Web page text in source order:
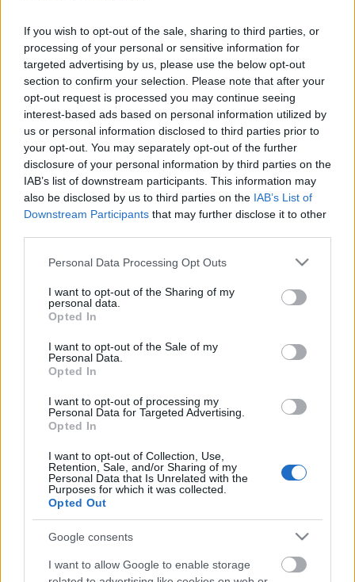
If you wish to opt-out of the sale, sharing to third parties, or
processing of your personal or sensitive information for
targeted advertising by us, please use the below opt-out
section to confirm your selection. Please note that after your
opt-out request is processed you may continue seeing
interest-based ads based on personal information utilized by
us or personal information disclosed to third parties prior to
your opt-out. You may separately opt-out of the further
disclosure of your personal information by third parties on the
IAB’s list of downstream participants. This information may
also be disclosed by us to third parties on the IAB’s List of
Downstream Participants that may further disclose it to other
Please note that this website/app uses one or more Google
not limited to your visit or usage behaviour. You may click to
grant or deny consent to Google and its third-party tags to
use your data for below specified purposes in below Google
consent section.
Personal Data Processing Opt Outs
I want to opt-out of the Sharing of my
personal data.
Opted In
I want to opt-out of the Sale of my
Personal Data.
Opted In
I want to opt-out of processing my
Personal Data for Targeted Advertising.
Opted In
I want to opt-out of Collection, Use,
Retention, Sale, and/or Sharing of my
Personal Data that Is Unrelated with the
Purposes for which it was collected.
Opted Out
Google consents
I want to allow Google to enable storage
Osasuna
Posible alineación: Sergio Herrera – Ramalho, David
García, Juan Cruz, Manu Sánchez – Rubén García,
Moncayola, Lucas Torró, Javi Martínez (Roberto Torres) –
Kike García, Chimy Ávila (Budimir).
Estos jugadores son baja : Kike Barja (lesión muscular),
Aridane Hernández, Areso (tibia), Nacho Vidal (sanción),
Brasanac (sanción).
Posibles cambios en el once : Ramalho puede jugar en el
Cote amenaza la titularidad de Manu Sánchez. Javi
Martínez podría ser una de las novedades del once en el
centro del campo, con Roberto Torres como otra de las
posibles opciones. En la delantera, Kike volverá al once tras
ser suplente en Granada, mientras que Budimir y Chimy
Ávila se jugarán la otra plaza.
jornadas
Las notas de SofaScore se basan
única y exclusivamente en
estadísticos como tiros, pases
clave, regates o entradas tras 22
jornadas disputadas.